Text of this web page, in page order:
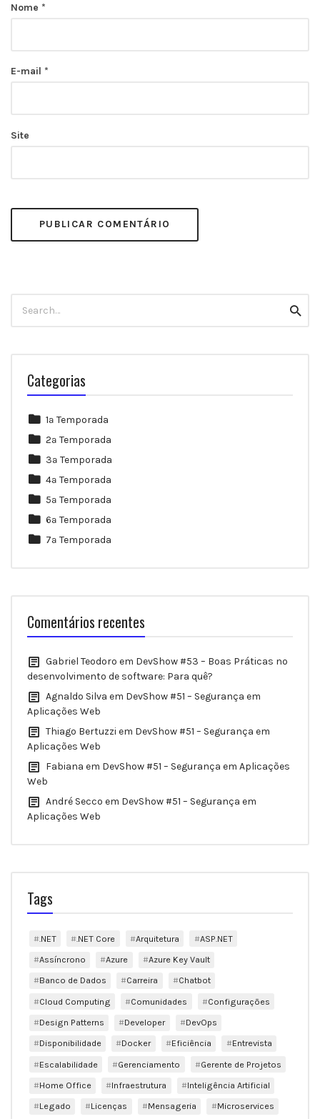
Nome *
E-mail *
Site
for:
Categorias
1ª Temporada
2ª Temporada
3ª Temporada
4ª Temporada
5ª Temporada
6ª Temporada
7ª Temporada
Comentários recentes
Gabriel Teodoro em DevShow #53 – Boas Práticas no
desenvolvimento de software: Para quê?
Agnaldo Silva em DevShow #51 – Segurança em
Aplicações Web
Thiago Bertuzzi em DevShow #51 – Segurança em
Aplicações Web
Fabiana em DevShow #51 – Segurança em Aplicações
Web
André Secco em DevShow #51 – Segurança em
Aplicações Web
Tags
.NET .NET Core Arquitetura
ASP.NET
Assíncrono
Azure
Azure Key Vault
Banco de Dados
Carreira
Chatbot
Cloud Computing
Comunidades
Configurações
Design Patterns
Developer
DevOps
Disponibilidade
Docker Eficiência
Entrevista
Escalabilidade
Gerenciamento
Gerente de Projetos
Home Office
Infraestrutura
Inteligência Artificial
Legado
Licenças Mensageria Microservices